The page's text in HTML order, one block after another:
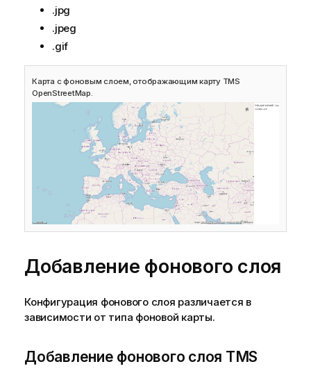
.jpg
.jpeg
.gif
Карта с фоновым слоем, отображающим карту TMS
OpenStreetMap
Добавление фонового слоя
Конфигурация фонового слоя различается в
зависимости от типа фоновой карты.
Добавление фонового слоя TMS